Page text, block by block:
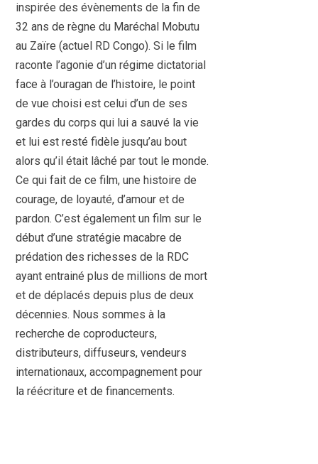
inspirée des évènements de la fin de
32 ans de règne du Maréchal Mobutu
au Zaïre (actuel RD Congo). Si le film
raconte l’agonie d’un régime dictatorial
face à l’ouragan de l’histoire, le point
de vue choisi est celui d’un de ses
gardes du corps qui lui a sauvé la vie
et lui est resté fidèle jusqu’au bout
alors qu’il était lâché par tout le monde.
Ce qui fait de ce film, une histoire de
courage, de loyauté, d’amour et de
pardon. C’est également un film sur le
début d’une stratégie macabre de
prédation des richesses de la RDC
ayant entrainé plus de millions de mort
et de déplacés depuis plus de deux
décennies. Nous sommes à la
recherche de coproducteurs,
distributeurs, diffuseurs, vendeurs
internationaux, accompagnement pour
la réécriture et de financements.